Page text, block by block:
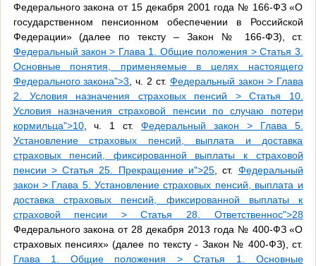
Федерального закона от 15 декабря 2001 года № 166-ФЗ «О
государственном пенсионном обеспечении в Российской
Федерации» (далее по тексту – Закон № 166-ФЗ), ст.
Федеральный закон > Глава 1. Общие положения > Статья 3.
Основные понятия, применяемые в целях настоящего
Федерального закона">3, ч. 2 ст. Федеральный закон > Глава
2. Условия назначения страховых пенсий > Статья 10.
Условия назначения страховой пенсии по случаю потери
кормильца">10, ч. 1 ст. Федеральный закон > Глава 5.
Установление страховых пенсий, выплата и доставка
страховых пенсий, фиксированной выплаты к страховой
пенсии > Статья 25. Прекращение и">25, ст. Федеральный
закон > Глава 5. Установление страховых пенсий, выплата и
доставка страховых пенсий, фиксированной выплаты к
страховой пенсии > Статья 28. Ответственнос">28
Федерального закона от 28 декабря 2013 года № 400-ФЗ «О
страховых пенсиях» (далее по тексту - Закон № 400-ФЗ), ст.
Глава 1. Общие положения > Статья 1. Основные